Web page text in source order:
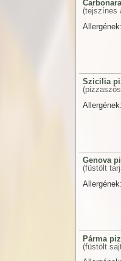
(tejszínes
Allergének:
Szicilia
Allergének:
Genova
(füstölt
Allergének:
Párma
(füstölt